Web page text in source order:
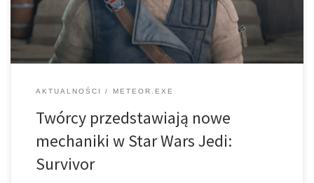
tajemnicy […]
AKTUALNOŚCI METEOR.EXE
Twórcy przedstawiają nowe
mechaniki w Star Wars Jedi:
Survivor